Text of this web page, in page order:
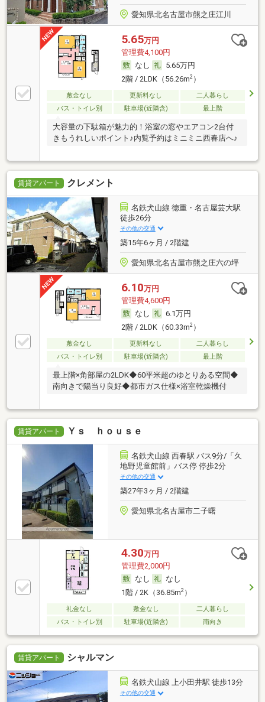
愛知県北名古屋市熊之庄江川
5.65万円
管理費4,100円
なし
5.65万円
2階 / 2LDK（56.26m2）
敷金なし 更新料なし
二人暮らし
バス・トイレ別
駐車場(近隣含) 最上階
大容量の下駄箱が魅力的！浴室の窓やエアコン2台付
きもうれしいポイント♪内覧予約はミニミニ西春店へ♪
賃貸アパート クレメント
名鉄犬山線 徳重・名古屋芸大駅
徒歩26分
その他の交通
築15年6ヶ月 / 2階建
愛知県北名古屋市熊之庄六の坪
6.10万円
管理費4,600円
なし
6.1万円
2階 / 2LDK（60.33m2）
敷金なし 更新料なし
二人暮らし
バス・トイレ別
駐車場(近隣含) 最上階
最上階×角部屋の2LDK◆60平米超のゆとりある空間◆
南向きで陽当り良好◆都市ガス仕様×浴室乾燥機付
賃貸アパート Ｙｓ ｈｏｕｓｅ
名鉄犬山線 西春駅 バス9分/「久
地野児童館前」バス停 停歩2分
その他の交通
築27年3ヶ月 / 2階建
愛知県北名古屋市二子曙
4.30万円
管理費2,000円
なし
なし
1階 / 2K（36.85m2）
礼金なし 敷金なし
二人暮らし
バス・トイレ別
駐車場(近隣含) 南向き
賃貸アパート シャルマン
名鉄犬山線 上小田井駅 徒歩13分
その他の交通